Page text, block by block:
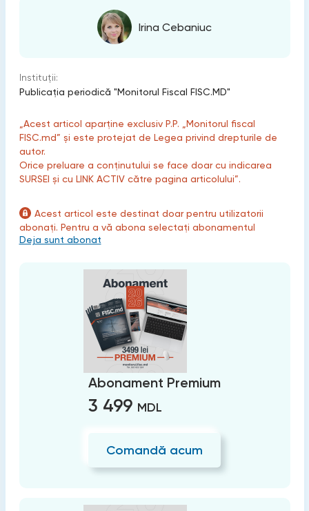
Irina Cebaniuc
Instituții:
Publicaţia periodică "Monitorul Fiscal FISC.MD"
„Acest articol aparține exclusiv P.P. „Monitorul fiscal
FISC.md” și este protejat de Legea privind drepturile de
autor.
Orice preluare a conținutului se face doar cu indicarea
SURSEI și cu LINK ACTIV către pagina articolului”.
Acest articol este destinat doar pentru utilizatorii
abonați. Pentru a vă abona selectați abonamentul
Deja sunt abonat
Abonament Premium
3 499 MDL
Comandă acum